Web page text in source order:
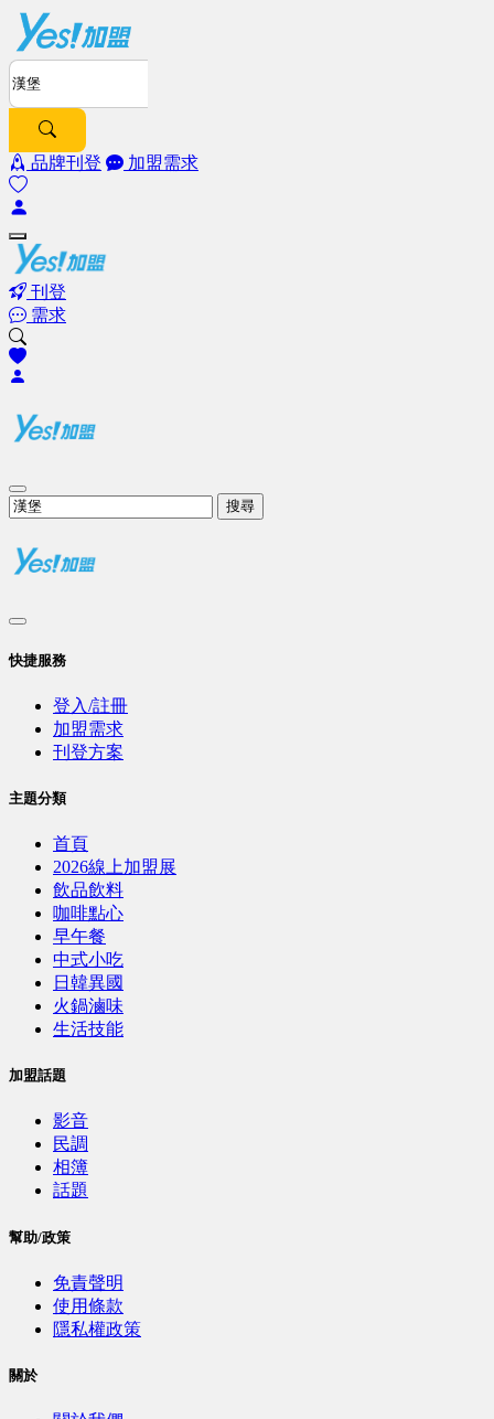
品牌刊登 加盟需求
刊登
需求
搜尋
快捷服務
登入/註冊
加盟需求
刊登方案
主題分類
首頁
2026線上加盟展
飲品飲料
咖啡點心
早午餐
中式小吃
日韓異國
火鍋滷味
生活技能
加盟話題
影音
民調
相簿
話題
幫助/政策
免責聲明
使用條款
隱私權政策
關於